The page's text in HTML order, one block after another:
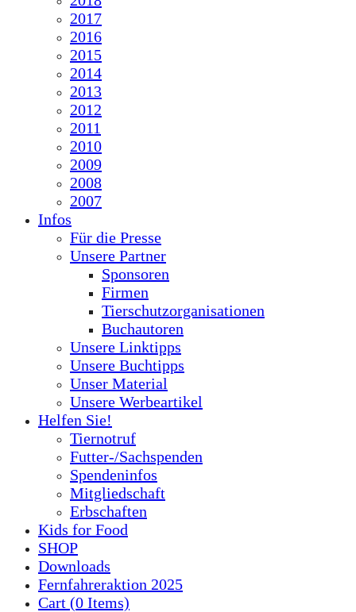
2017
2016
2015
2014
2013
2012
2011
2010
2009
2008
2007
Infos
Für die Presse
Unsere Partner
Sponsoren
Firmen
Tierschutzorganisationen
Buchautoren
Unsere Linktipps
Unsere Buchtipps
Unser Material
Unsere Werbeartikel
Helfen Sie!
Tiernotruf
Futter-/Sachspenden
Spendeninfos
Mitgliedschaft
Erbschaften
Kids for Food
SHOP
Downloads
Fernfahreraktion 2025
Cart (0 Items)